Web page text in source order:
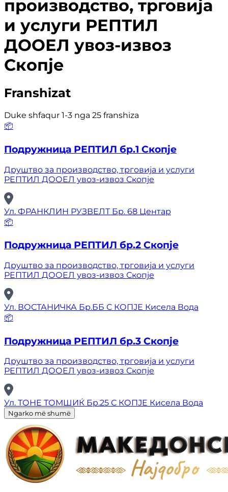
производство, трговија
и услуги РЕПТИЛ
ДООЕЛ увоз-извоз
Скопје
Franshizat
Duke shfaqur 1-3 nga 25 franshiza
📦
Подружница РЕПТИЛ бр.1 Скопје
Друштво за производство, трговија и услуги
РЕПТИЛ ДООЕЛ увоз-извоз Скопје
Ул. ФРАНКЛИН РУЗВЕЛТ Бр. 68 Центар
📦
Подружница РЕПТИЛ бр.2 Скопје
Друштво за производство, трговија и услуги
РЕПТИЛ ДООЕЛ увоз-извоз Скопје
Ул. ВОСТАНИЧКА Бр.ББ С КОПЈЕ Кисела Вода
📦
Подружница РЕПТИЛ бр.3 Скопје
Друштво за производство, трговија и услуги
РЕПТИЛ ДООЕЛ увоз-извоз Скопје
Ул. ТОНЕ ТОМШИЌ Бр.25 С КОПЈЕ Кисела Вода
Ngarko më shumë